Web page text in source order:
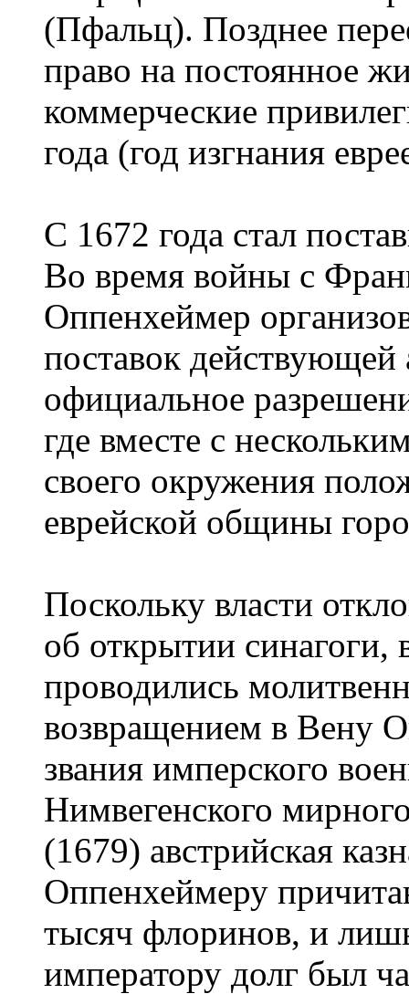
(Пфальц). Позднее
право на постоянное
коммерческие
года (год изгнания
С 1672 года стал
Во время войны с
Оппенхеймер
поставок
официальное
где вместе с
своего окружения
еврейской общины
Поскольку власти
об открытии синагоги,
проводились
возвращением в Вену
звания имперского
Нимвегенского
(1679) австрийская
Оппенхеймеру
тысяч флоринов, и
императору долг был